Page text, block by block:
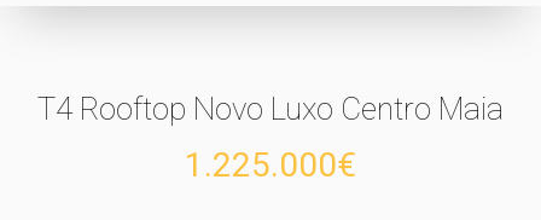
T4 Rooftop Novo Luxo Centro Maia
1.225.000€